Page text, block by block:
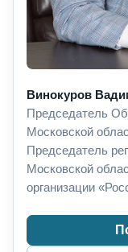
Винокуров
Председатель
Московской
Председатель
Московской
организации